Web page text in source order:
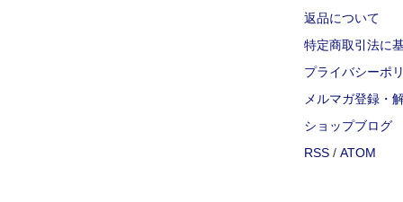
返品について
特定商取引法に
プライバシーポ
メルマガ登録・
ショップブログ
RSS / ATOM